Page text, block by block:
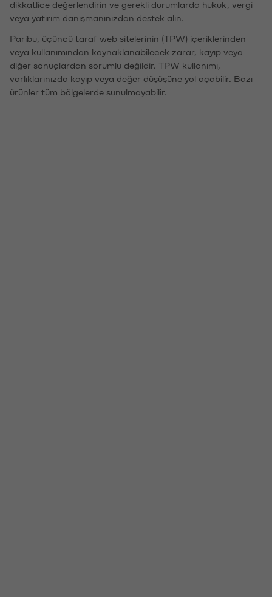
dikkatlice değerlendirin ve gerekli durumlarda hukuk, vergi
veya yatırım danışmanınızdan destek alın.
Paribu, üçüncü taraf web sitelerinin (TPW) içeriklerinden
veya kullanımından kaynaklanabilecek zarar, kayıp veya
diğer sonuçlardan sorumlu değildir. TPW kullanımı,
varlıklarınızda kayıp veya değer düşüşüne yol açabilir. Bazı
ürünler tüm bölgelerde sunulmayabilir.